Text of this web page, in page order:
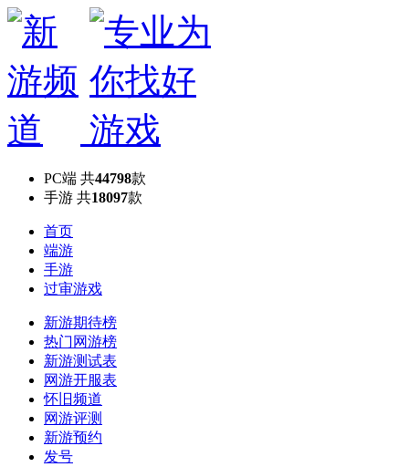
PC端 共44798款
手游 共18097款
首页
端游
手游
过审游戏
新游期待榜
热门网游榜
新游测试表
网游开服表
怀旧频道
网游评测
新游预约
发号